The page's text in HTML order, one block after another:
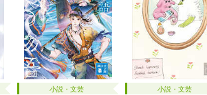
小説・文芸 小説・文芸